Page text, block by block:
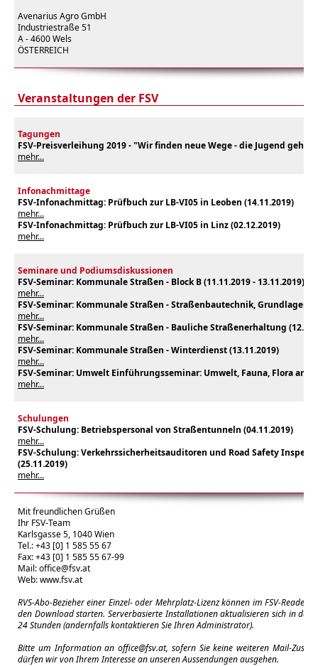
Avenarius Agro GmbH
Industriestraße 51
A - 4600 Wels
ÖSTERREICH
Veranstaltungen der FSV
Tagungen
FSV-Preisverleihung 2019 - "Wir finden neue Wege - die Jugend geht
mehr...
Infonachmittage
FSV-Infonachmittag: Prüfbuch zur LB-VI05 in Leoben (14.11.2019)
mehr...
FSV-Infonachmittag: Prüfbuch zur LB-VI05 in Linz (02.12.2019)
mehr...
Seminare und Podiumsdiskussionen
FSV-Seminar: Kommunale Straßen - Block B (11.11.2019 - 13.11.2019)
mehr...
FSV-Seminar: Kommunale Straßen - Straßenbautechnik, Grundlagen
mehr...
FSV-Seminar: Kommunale Straßen - Bauliche Straßenerhaltung
mehr...
FSV-Seminar: Kommunale Straßen - Winterdienst (13.11.2019)
mehr...
FSV-Seminar: Umwelt Einführungsseminar: Umwelt, Fauna, Flora an
mehr...
Schulungen
FSV-Schulung: Betriebspersonal von Straßentunneln (04.11.2019)
mehr...
FSV-Schulung: Verkehrssicherheitsauditoren und Road Safety
(25.11.2019)
mehr...
Mit freundlichen Grüßen
Ihr FSV-Team
Karlsgasse 5, 1040 Wien
Tel.: +43 [0] 1 585 55 67
Fax: +43 [0] 1 585 55 67-99
Mail:office@fsv.at
Web:www.fsv.at
RVS-Abo-Bezieher einer Einzel- oder Mehrplatz-Lizenz können im FSV-
den Download starten. Serverbasierte Installationen aktualisieren sich in der
24 Stunden (andernfalls kontaktieren Sie Ihren Administrator).
Bitte um Information an office@fsv.at, sofern Sie keine weiteren Mail-
dürfen wir von Ihrem Interesse an unseren Aussendungen ausgehen.